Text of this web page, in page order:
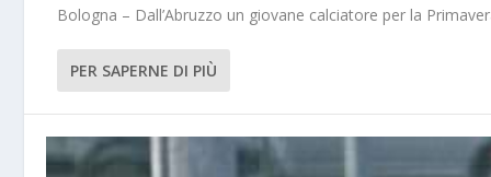
Bologna – Dall’Abruzzo un giovane calciatore per la
PER SAPERNE DI PIÙ